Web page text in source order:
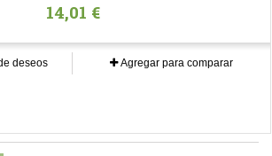
14,01 €
deseos Agregar para comparar